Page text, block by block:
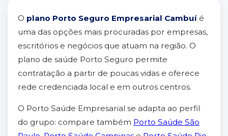
O plano Porto Seguro Empresarial Cambuí é
uma das opções mais procuradas por empresas,
escritórios e negócios que atuam na região. O
plano de saúde Porto Seguro permite
contratação a partir de poucas vidas e oferece
rede credenciada local e em outros centros.
O Porto Saúde Empresarial se adapta ao perfil
do grupo: compare também Porto Saúde São